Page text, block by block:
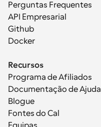
Perguntas Frequentes
API Empresarial
Github
Docker
Recursos
Programa de Afiliados
Documentação de Ajuda
Blogue
Fontes do Cal